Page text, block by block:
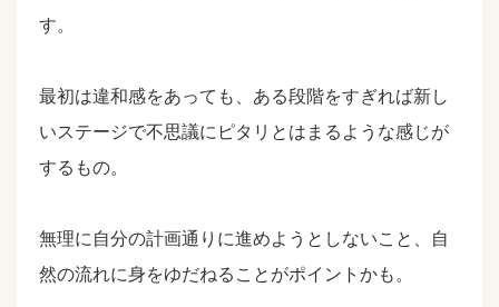
す。
最初は違和感をあっても、ある段階をすぎれば新し
いステージで不思議にピタリとはまるような感じが
するもの。
無理に自分の計画通りに進めようとしないこと、自
然の流れに身をゆだねることがポイントかも。